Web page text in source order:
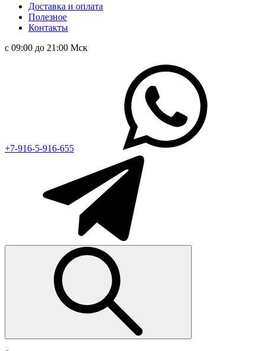
Доставка и оплата
Полезное
Контакты
с 09:00 до 21:00 Мск
+7-916-5-916-655